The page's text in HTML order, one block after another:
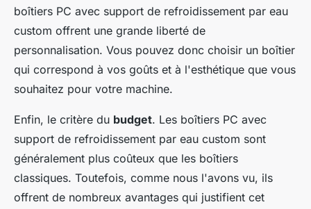
boîtiers PC avec support de refroidissement par eau
custom offrent une grande liberté de
personnalisation. Vous pouvez donc choisir un boîtier
qui correspond à vos goûts et à l'esthétique que vous
souhaitez pour votre machine.
Enfin, le critère du budget. Les boîtiers PC avec
support de refroidissement par eau custom sont
généralement plus coûteux que les boîtiers
classiques. Toutefois, comme nous l'avons vu, ils
offrent de nombreux avantages qui justifient cet